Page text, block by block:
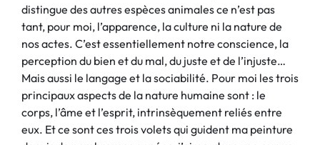
distingue des autres espèces animales ce n’est pas
tant, pour moi, l’apparence, la culture ni la nature de
nos actes. C’est essentiellement notre conscience, la
perception du bien et du mal, du juste et de l’injuste…
Mais aussi le langage et la sociabilité. Pour moi les trois
principaux aspects de la nature humaine sont : le
corps, l’âme et l’esprit, intrinsèquement reliés entre
eux. Et ce sont ces trois volets qui guident ma peinture